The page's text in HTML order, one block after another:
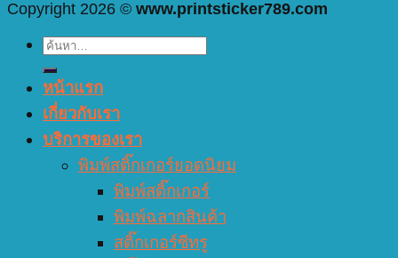
Copyright 2026 © www.printsticker789.com
ค้นหา:
หน้าแรก
เกี่ยวกับเรา
บริการของเรา
พิมพ์สติ๊กเกอร์ยอดนิยม
พิมพ์สติ๊กเกอร์
พิมพ์ฉลากสินค้า
สติ๊กเกอร์ซีทรู